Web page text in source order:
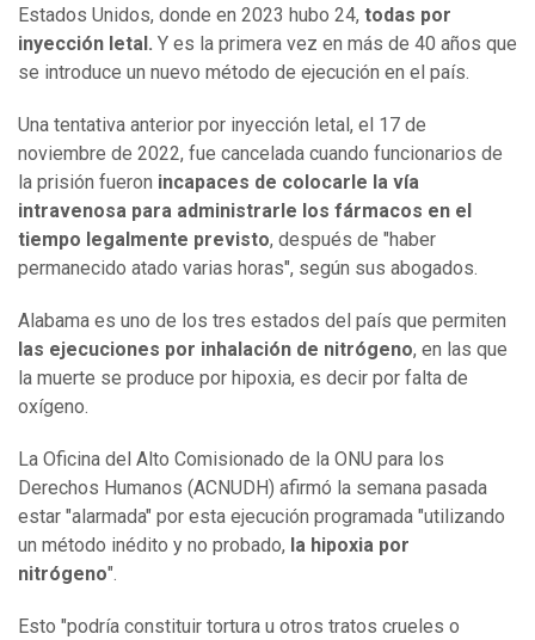
Estados Unidos, donde en 2023 hubo 24, todas por
inyección letal. Y es la primera vez en más de 40 años que
se introduce un nuevo método de ejecución en el país.
Una tentativa anterior por inyección letal, el 17 de
noviembre de 2022, fue cancelada cuando funcionarios de
la prisión fueron incapaces de colocarle la vía
intravenosa para administrarle los fármacos en el
tiempo legalmente previsto, después de "haber
permanecido atado varias horas", según sus abogados.
Alabama es uno de los tres estados del país que permiten
las ejecuciones por inhalación de nitrógeno, en las que
la muerte se produce por hipoxia, es decir por falta de
oxígeno.
La Oficina del Alto Comisionado de la ONU para los
Derechos Humanos (ACNUDH) afirmó la semana pasada
estar "alarmada" por esta ejecución programada "utilizando
un método inédito y no probado, la hipoxia por
nitrógeno".
Esto "podría constituir tortura u otros tratos crueles o